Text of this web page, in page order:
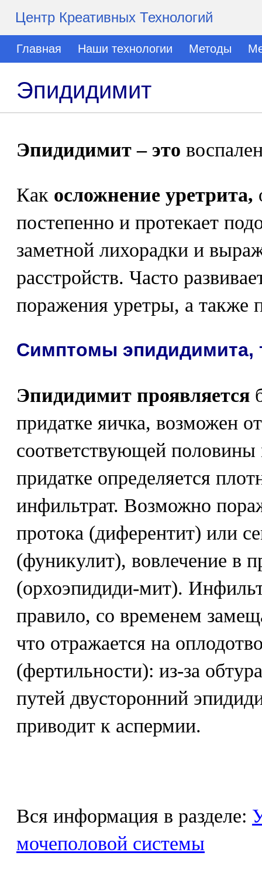
Центр Креативных Технологий
Главная Наши технологии Методы
Эпидидимит
Эпидидимит – это
Как осложнение уретрита,
постепенно и протекает
заметной лихорадки и
расстройств. Часто
поражения уретры, а также
Симптомы эпидидимита,
Эпидидимит проявляется
придатке яичка, возможен
соответствующей
придатке определяется
инфильтрат. Возможно
протока (диферентит) или
(фуникулит), вовлечение в
(орхоэпидиди-мит).
правило, со временем
что отражается на
(фертильности): из-за
путей двусторонний
приводит к аспермии.
Вся информация в разделе:
мочеполовой системы